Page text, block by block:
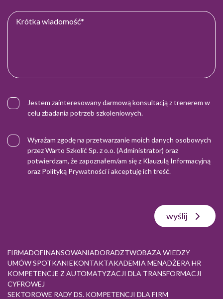
Jestem zainteresowany darmową konsultacją z trenerem w
celu zbadania potrzeb szkoleniowych.
Wyrażam zgodę na przetwarzanie moich danych osobowych
przez Warto Szkolić Sp. z o.o. (Administrator) oraz
potwierdzam, że zapoznałem/am się z Klauzulą Informacyjną
oraz Polityką Prywatnościi akceptuję ich treść.
wyślij
FIRMADOFINANSOWANIADORADZTWOBAZA WIEDZY
UMÓW SPOTKANIEKONTAKTAKADEMIA MENADŻERA HR
KOMPETENCJE Z AUTOMATYZACJI DLA TRANSFORMACJI
CYFROWEJ
SEKTOROWE RADY DS. KOMPETENCJI DLA FIRM